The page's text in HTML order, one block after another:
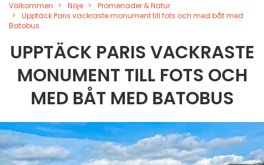
Välkommen Nöje
Promenader & Natur
Upptäck Paris vackraste monument till fots och med båt med
Batobus
UPPTÄCK PARIS VACKRASTE
MONUMENT TILL FOTS OCH
MED BÅT MED BATOBUS